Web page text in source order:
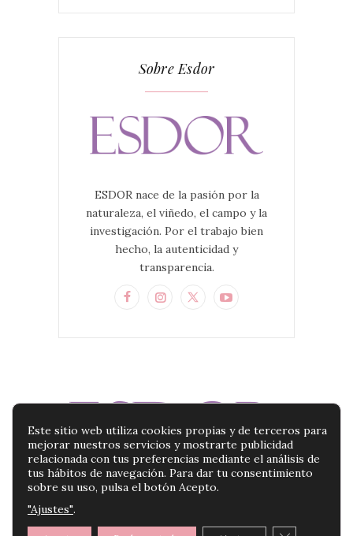
Sobre Esdor
ESDOR nace de la pasión por la
naturaleza, el viñedo, el campo y la
investigación. Por el trabajo bien
hecho, la autenticidad y
transparencia.
BLOG ESDOR | TU BLOG DE PRODUCTOS DE
BELLEZA |POLÍTICA DE PRIVACIDAD|AVISO
Este sitio web utiliza cookies propias y de terceros para
mejorar nuestros servicios y mostrarte publicidad
relacionada con tus preferencias mediante el análisis de
tus hábitos de navegación. Para dar tu consentimiento
sobre su uso, pulsa el botón Acepto.
"Ajustes".